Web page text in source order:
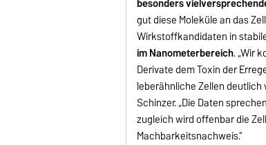
gut diese Moleküle an das
Wirkstoffkandidaten in
im Nanometerbereich. „Wir
Derivate dem Toxin der
leberähnliche Zellen
Schinzer. „Die Daten
zugleich wird offenbar die
Machbarkeitsnachweis.“